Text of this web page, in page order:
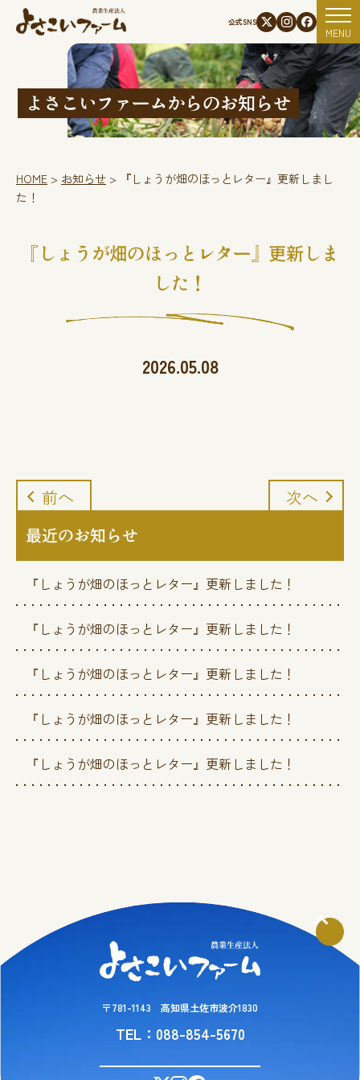
公式SNS
MENU
資材使用状況
よさこいファームからのお知らせ
HOME > お知らせ >
『しょうが畑のほっとレター』更新しまし
た！
『しょうが畑のほっとレター』更新しま
した！
2026.05.08
次へ
前へ
最近のお知らせ
『しょうが畑のほっとレター』更新しました！
『しょうが畑のほっとレター』更新しました！
『しょうが畑のほっとレター』更新しました！
『しょうが畑のほっとレター』更新しました！
『しょうが畑のほっとレター』更新しました！
〒781-1143 高知県土佐市波介1830
TEL：088-854-5670